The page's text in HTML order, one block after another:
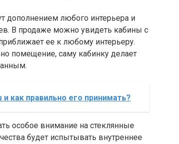
дополнением любого интерьера и
В продаже можно увидеть кабины с
ее к любому интерьеру.
помещение, саму кабинку делает
как правильно его принимать?
особое внимание на стеклянные
будет испытывать внутреннее